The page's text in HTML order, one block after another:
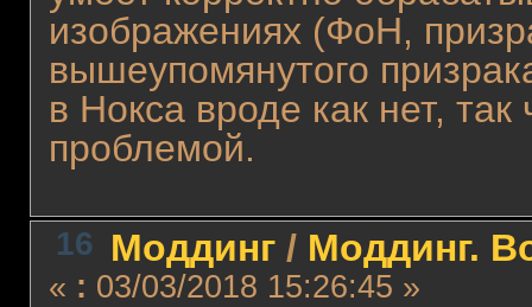
изображениях (ФоН,
вышеупомянутого
в Нокса вроде как нет,
проблемой.
16 Моддинг/ Моддинг.
« : 03/03/2018 15:26:45 »